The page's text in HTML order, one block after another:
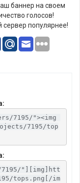
баннер на своем
голосов!
сервер популярнее!
7195/"><img
7195/top
"][img]htt
tops.png[/im